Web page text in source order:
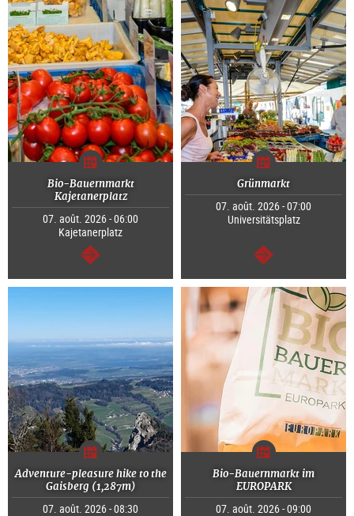
Bio-Bauernmarkt
Kajetanerplatz
07. août. 2026 - 06:00
Kajetanerplatz
Continuer
Grünmarkt
07. août. 2026 - 07:00
Universitätsplatz
Continuer
Adventure-pleasure hike to the
Gaisberg (1,287m)
07. août. 2026 - 08:30
Bio-Bauernmarkt im
EUROPARK
07. août. 2026 - 09:00